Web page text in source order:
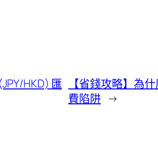
HKD) 匯
【省錢攻略】為
費陷阱 →